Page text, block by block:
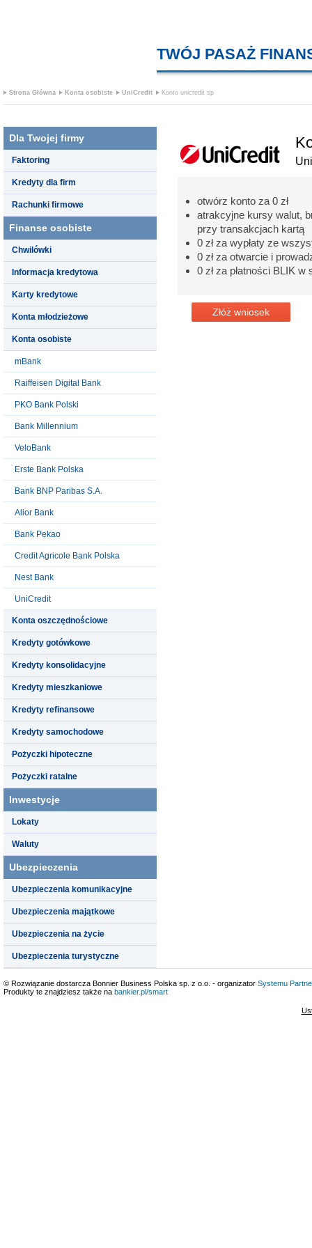
TWÓJ PASAŻ
Strona Główna Konta osobiste UniCredit Konto unicredit sp
Dla Twojej firmy
Faktoring
Kredyty dla firm
Rachunki firmowe
Finanse osobiste
Chwilówki
Informacja kredytowa
Karty kredytowe
Konta młodzieżowe
Konta osobiste
mBank
Raiffeisen Digital Bank
PKO Bank Polski
Bank Millennium
VeloBank
Erste Bank Polska
Bank BNP Paribas S.A.
Alior Bank
Bank Pekao
Credit Agricole Bank Polska
Nest Bank
UniCredit
Konta oszczędnościowe
Kredyty gotówkowe
Kredyty konsolidacyjne
Kredyty mieszkaniowe
Kredyty refinansowe
Kredyty samochodowe
Pożyczki hipoteczne
Pożyczki ratalne
Inwestycje
Lokaty
Waluty
Ubezpieczenia
Ubezpieczenia komunikacyjne
Ubezpieczenia majątkowe
Ubezpieczenia na życie
Ubezpieczenia turystyczne
otwórz konto za 0 zł
atrakcyjne kursy walut,
przy transakcjach kartą
0 zł za wypłaty ze
0 zł za otwarcie i
0 zł za płatności BLIK
Złóż wniosek
© Rozwiązanie dostarcza Bonnier Business Polska sp. z o.o. - organizator Systemu
Produkty te znajdziesz także na bankier.pl/smart